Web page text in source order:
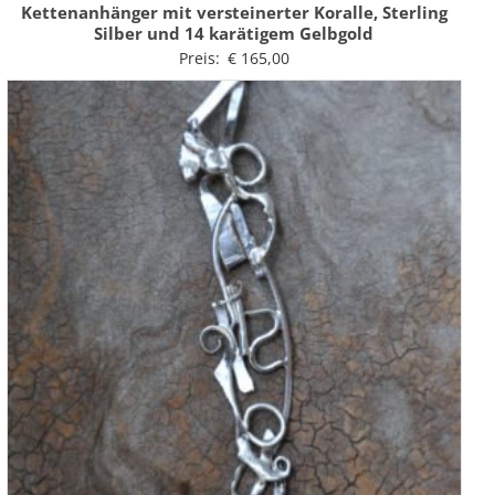
Kettenanhänger mit versteinerter Koralle, Sterling
Silber und 14 karätigem Gelbgold
Preis: €165,00